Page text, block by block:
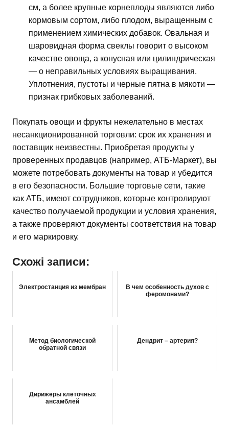
см, а более крупные корнеплоды являются либо
кормовым сортом, либо плодом, выращенным с
применением химических добавок. Овальная и
шаровидная форма свеклы говорит о высоком
качестве овоща, а конусная или цилиндрическая
— о неправильных условиях выращивания.
Уплотнения, пустоты и черные пятна в мякоти —
признак грибковых заболеваний.
Покупать овощи и фрукты нежелательно в местах
несанкционированной торговли: срок их хранения и
поставщик неизвестны. Приобретая продукты у
проверенных продавцов (например, АТБ-Маркет), вы
можете потребовать документы на товар и убедится
в его безопасности. Большие торговые сети, такие
как АТБ, имеют сотрудников, которые контролируют
качество получаемой продукции и условия хранения,
а также проверяют документы соответствия на товар
и его маркировку.
Схожі записи:
Электростанция из мембран
В чем особенность духов с
феромонами?
Метод биологической
обратной связи
Дендрит – артерия?
Дирижеры клеточных
ансамблей